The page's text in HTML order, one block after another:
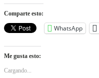
Comparte esto:
WhatsApp
Me gusta esto:
Cargando...